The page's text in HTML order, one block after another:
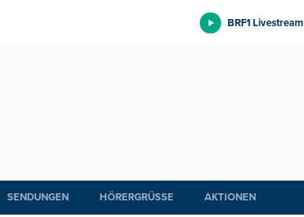
BRF1 Livestream
SENDUNGEN HÖRERGRÜSSE AKTIONEN